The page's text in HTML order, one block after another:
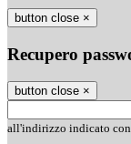
button close ×
Recupero
button close ×
all'indirizzo indicato